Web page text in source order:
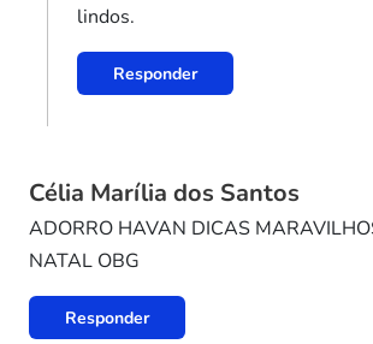
lindos.
Responder
Célia Marília dos Santos
ADORRO HAVAN DICAS
NATAL OBG
Responder